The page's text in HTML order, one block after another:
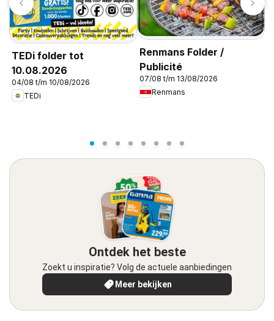
TEDi folder tot
10.08.2026
04/08 t/m 10/08/2026
TEDi
Renmans Folder /
Publicité
07/08 t/m 13/08/2026
Renmans
Ontdek het beste
Zoekt u inspiratie? Volg de actuele aanbiedingen
Meer bekijken